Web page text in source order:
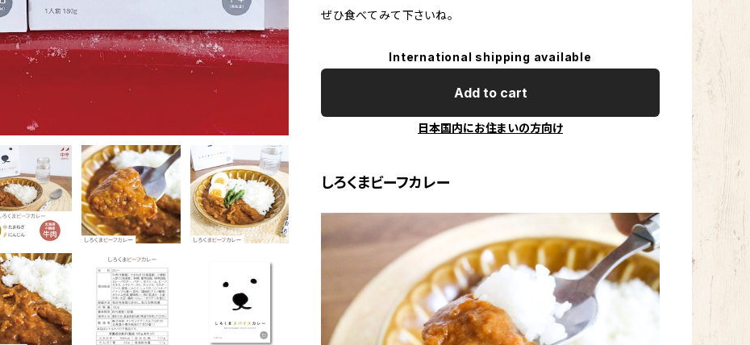
ぜひ食べてみて下さいね。
International shipping available
Add to cart
日本国内にお住まいの方向け
しろくまビーフカレー